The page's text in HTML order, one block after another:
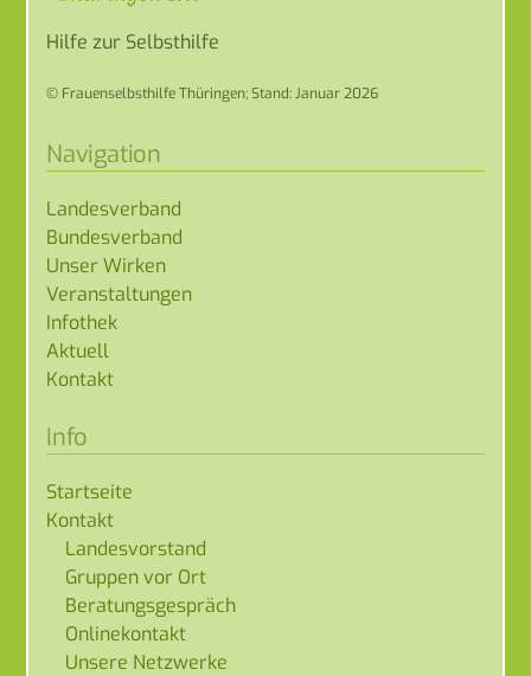
Hilfe zur Selbsthilfe
© Frauenselbsthilfe Thüringen; Stand: Januar 2026
Navigation
Landesverband
Bundesverband
Unser Wirken
Veranstaltungen
Infothek
Aktuell
Kontakt
Info
Startseite
Kontakt
Landesvorstand
Gruppen vor Ort
Beratungsgespräch
Onlinekontakt
Unsere Netzwerke